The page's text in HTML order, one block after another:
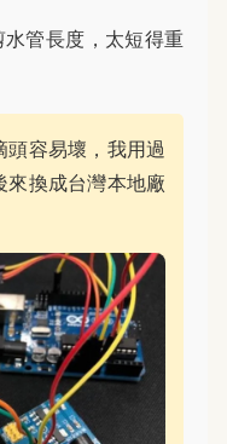
管長度，太短得重
頭容易壞，我用過
來換成台灣本地廠